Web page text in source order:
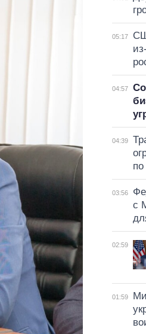
05:17
04:57
04:39
03:56
с
02:59
01:59